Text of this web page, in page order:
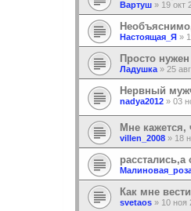
Вартуш » 19 окт
Настоящая_Я »
Просто нужен
Ладушка » 25
Нервный
nadya2012 » 03
Мне
villen_2008 » 18
расстались,а
Как мне
svetaos » 10 ноя